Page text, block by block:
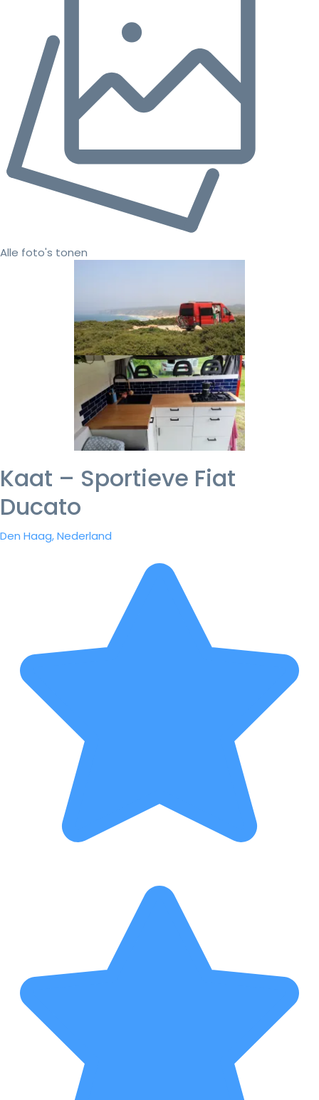
Alle foto's tonen
Kaat – Sportieve Fiat
Ducato
Den Haag, Nederland